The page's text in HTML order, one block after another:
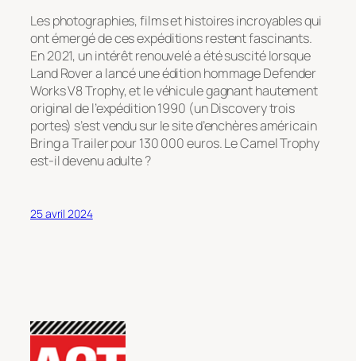
Les photographies, films et histoires incroyables qui
ont émergé de ces expéditions restent fascinants.
En 2021, un intérêt renouvelé a été suscité lorsque
Land Rover a lancé une édition hommage Defender
Works V8 Trophy, et le véhicule gagnant hautement
original de l’expédition 1990 (un Discovery trois
portes) s’est vendu sur le site d’enchères américain
Bring a Trailer pour 130 000 euros. Le Camel Trophy
est-il devenu adulte ?
25 avril 2024